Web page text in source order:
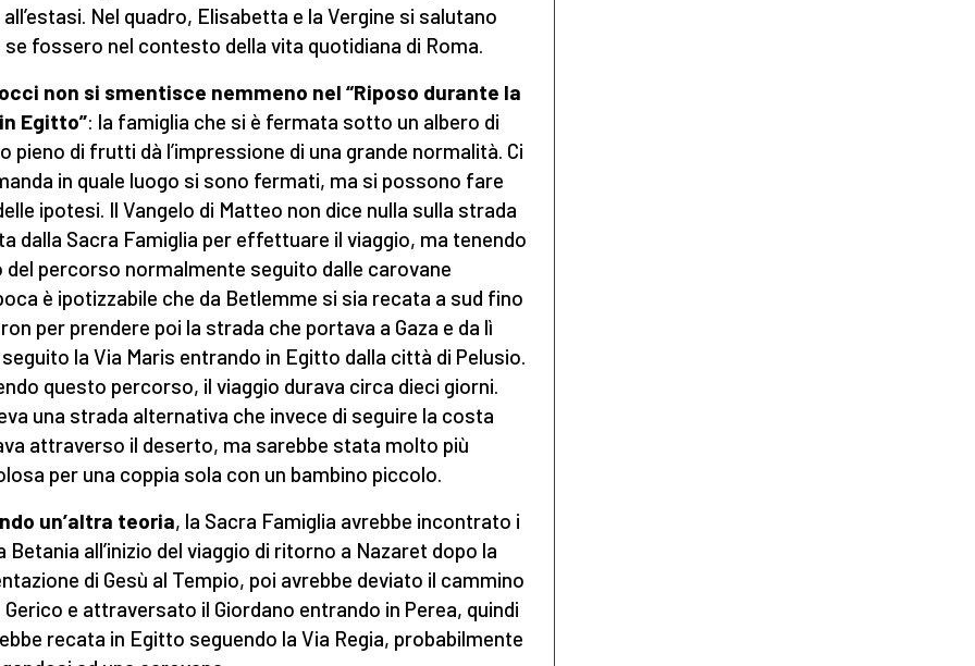
Nel quadro, Elisabetta e la Vergine si salutano
fossero nel contesto della vita quotidiana di Roma.
non si smentisce nemmeno nel “Riposo durante la
Egitto”: la famiglia che si è fermata sotto un albero di
pieno di frutti dà l’impressione di una grande normalità. Ci
in quale luogo si sono fermati, ma si possono fare
ipotesi. Il Vangelo di Matteo non dice nulla sulla strada
dalla Sacra Famiglia per effettuare il viaggio, ma tenendo
del percorso normalmente seguito dalle carovane
è ipotizzabile che da Betlemme si sia recata a sud fino
per prendere poi la strada che portava a Gaza e da lì
la Via Maris entrando in Egitto dalla città di Pelusio.
questo percorso, il viaggio durava circa dieci giorni.
una strada alternativa che invece di seguire la costa
attraverso il deserto, ma sarebbe stata molto più
per una coppia sola con un bambino piccolo.
un’altra teoria, la Sacra Famiglia avrebbe incontrato i
Betania all’inizio del viaggio di ritorno a Nazaret dopo la
di Gesù al Tempio, poi avrebbe deviato il cammino
e attraversato il Giordano entrando in Perea, quindi
recata in Egitto seguendo la Via Regia, probabilmente